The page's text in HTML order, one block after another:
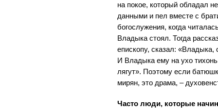
на покое, который обладал
данными и пел вместе с
богослужения, когда
Владыка стоял. Тогда
епископу, сказал:
И Владыка ему на ухо
лягут». Поэтому если
мирян, это драма, –
Часто люди, которые